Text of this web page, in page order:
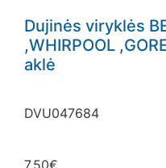
Dujinės viryklės
,WHIRPOOL
aklė
DVU047684
7.50€